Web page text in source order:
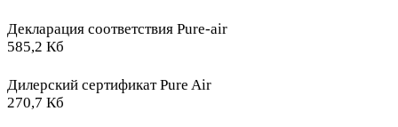
Декларация соответствия Pure-air
585,2 Кб
Дилерский сертификат Pure Air
270,7 Кб